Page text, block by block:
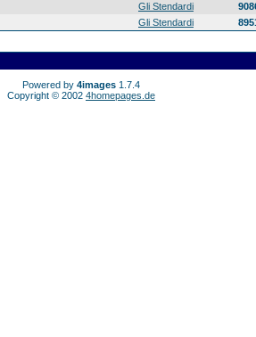
Gli Stendardi
Gli Stendardi
Powered by 4images 1.7.4
Copyright © 2002 4homepages.de